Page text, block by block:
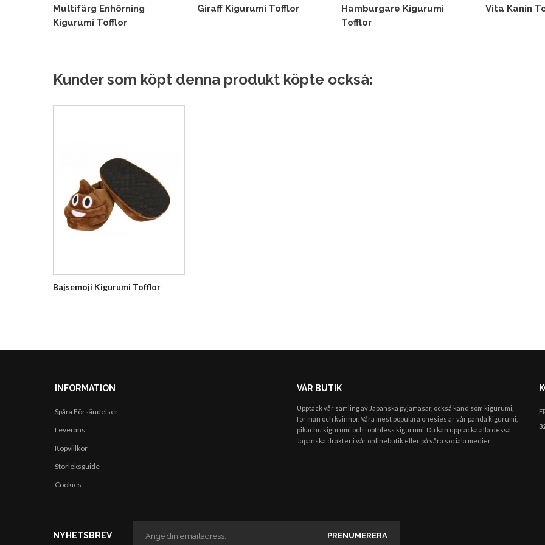
Multifärg Enhörning
Kigurumi Tofflor
Giraff Kigurumi Tofflor
Hamburgare Kigurumi
Tofflor
Vita Kanin
Kunder som köpt denna produkt köpte också:
Bajsemoji Kigurumi Tofflor
INFORMATION
Spåra Försändelser
Leverans
Köpvillkor
Storleksguide
Cookies
VÅR BUTIK
Upptäck vår samling av Japanska pyjamasar, också känd som kigurumi,
för män och kvinnor. Våra mest populära onesies är vår panda kigurumi,
pikachu kigurumi och toothless kigurumi. Du kan upptäcka alla dessa
Japanska dräkter i vår onlinebutik eller på våra sociala medier.
NYHETSBREV PRENUMERERA